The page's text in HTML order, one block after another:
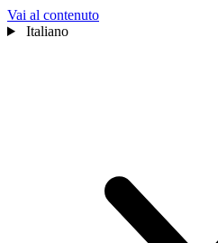
Vai al contenuto
Italiano